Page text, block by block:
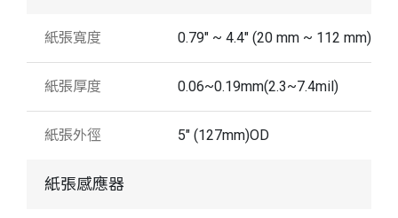
紙張寬度 0.79" ~ 4.4" (20 mm ~ 112 mm)
紙張厚度 0.06~0.19mm(2.3~7.4mil)
紙張外徑 5" (127mm)OD
紙張感應器